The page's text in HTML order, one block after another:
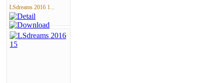
LSdreams 2016 1...